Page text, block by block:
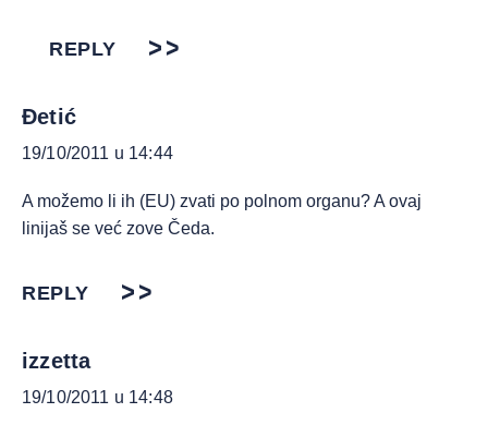
REPLY
Đetić
19/10/2011 u 14:44
A možemo li ih (EU) zvati po polnom organu? A ovaj
linijaš se već zove Čeda.
REPLY
izzetta
19/10/2011 u 14:48